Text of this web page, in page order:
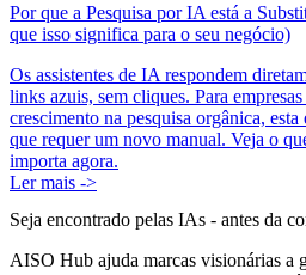
Por que a Pesquisa por IA está a
que isso significa para o seu negócio)
Os assistentes de IA respondem
links azuis, sem cliques. Para
crescimento na pesquisa orgânica,
que requer um novo manual. Veja o
importa agora.
Ler mais ->
Seja encontrado pelas IAs - antes da
AISO Hub ajuda marcas visionárias a